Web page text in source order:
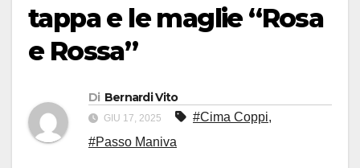
tappa e le maglie “Rosa
e Rossa”
Di Bernardi Vito
GIU 17, 2025 #Cima Coppi,
#Passo Maniva